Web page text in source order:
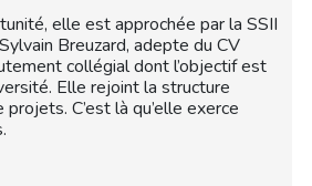
elle est approchée par la SSII
Breuzard, adepte du CV
collégial dont l’objectif est
Elle rejoint la structure
C’est là qu’elle exerce